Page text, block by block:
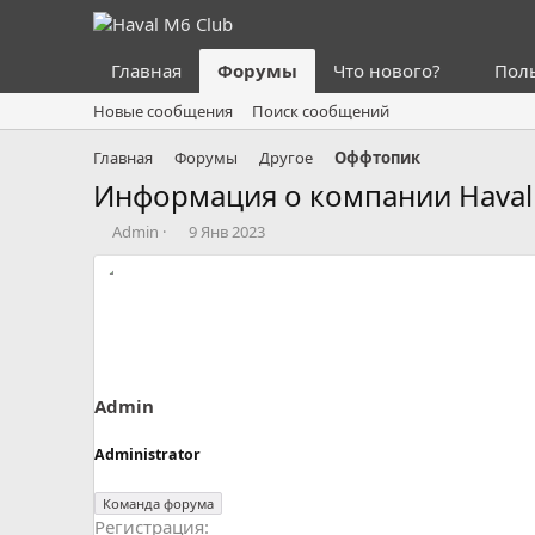
Главная Форумы Что нового?
Новые сообщения Поиск сообщений
Главная Форумы Другое Оффтопик
Информация о компании Haval
А
в
т
ы
Admin
Д
а
9 Янв 2023
Admin
Administrator
Команда форума
Регистрация